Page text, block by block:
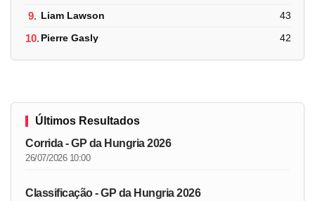
9. Liam Lawson 43
10.Pierre Gasly 42
Últimos Resultados
Corrida - GP da Hungria 2026
26/07/2026 10:00
Classificação - GP da Hungria 2026